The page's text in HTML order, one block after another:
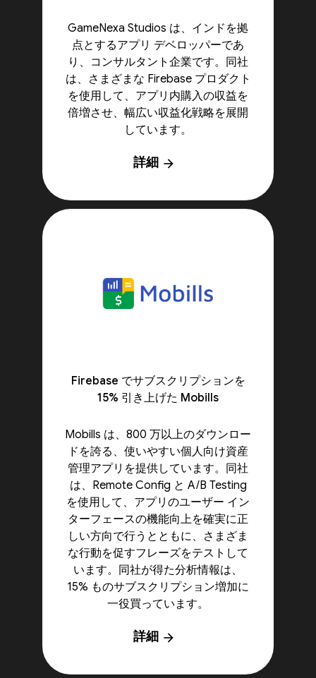
GameNexa Studios は、インドを拠
点とするアプリ デベロッパーであ
り、コンサルタント企業です。同社
は、さまざまな Firebase プロダクト
を使用して、アプリ内購入の収益を
倍増させ、幅広い収益化戦略を展開
しています。
詳細 arrow_forward
Firebase でサブスクリプションを
15% 引き上げた Mobills
Mobills は、800 万以上のダウンロー
ドを誇る、使いやすい個人向け資産
管理アプリを提供しています。同社
は、Remote Config と A/B Testing
を使用して、アプリのユーザー イン
ターフェースの機能向上を確実に正
しい方向で行うとともに、さまざま
な行動を促すフレーズをテストして
います。同社が得た分析情報は、
15% ものサブスクリプション増加に
一役買っています。
詳細 arrow_forward